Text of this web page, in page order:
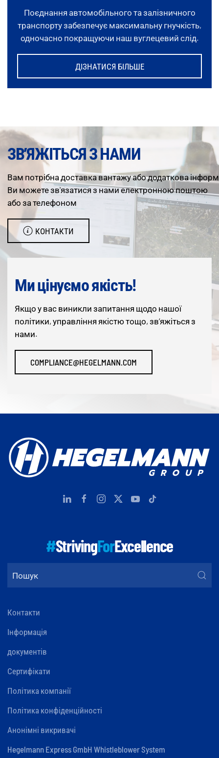
Поєднання автомобільного та залізничного
транспорту забезпечує максимальну гнучкість,
одночасно покращуючи наш вуглецевий слід.
ДІЗНАТИСЯ БІЛЬШЕ
ЗВ’ЯЖІТЬСЯ З НАМИ
Вам потрібна доставкавантажуабододаткова
Ви можете зв'язатися з нами електронною поштою
або за телефоном
КОНТАКТИ
Ми цінуємо якість!
Якщо у вас виникли запитання щодо нашої
політики, управління якістю тощо, зв’яжіться з
нами.
COMPLIANCE@HEGELMANN.COM
#StrivingForExcellence
Контакти
Інформація
документів
Сертифікати
Політика компанії
Політика конфіденційності
Анонімні викривачі
Hegelmann Express GmbH Whistleblower System